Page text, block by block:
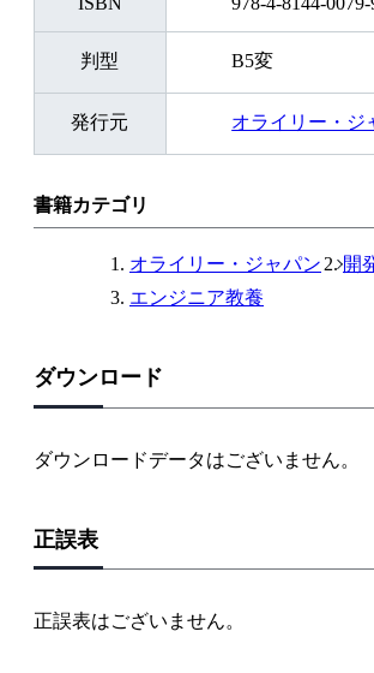
判型 B5変
発行元 オライリー・ジ
書籍カテゴリ
オライリー・ジャパン
開
エンジニア教養
ダウンロード
ダウンロードデータはございません。
正誤表
正誤表はございません。